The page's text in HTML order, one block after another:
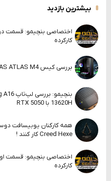
بیشترین بازدید
اختصاصی بنچیمو: قسمت
کارکرده
بررسی کیس GAMDIAS ATLAS M4 | آکواریومی قابل‌دفاع
13620H با RTX 5050
Creed Hexe کار کنند !
اختصاصی بنچیمو: قسمت
کارکرده